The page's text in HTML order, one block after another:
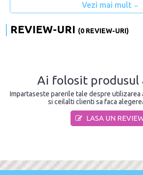
Vezi mai mult
REVIEW-URI (0 REVIEW-URI)
Ai folosit produsul
Impartaseste parerile tale despre utilizarea
si ceilalti clienti sa faca
LASA UN